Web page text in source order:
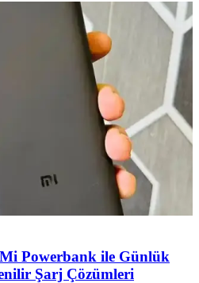
Powerbank ile Günlük
Şarj Çözümleri